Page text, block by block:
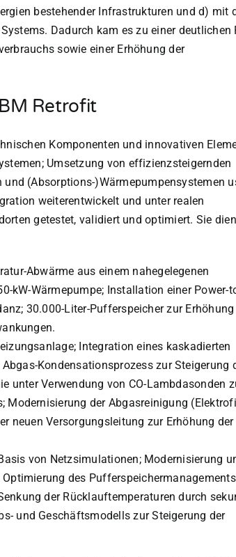
bestehender Infrastrukturen und d) mit
Dadurch kam es zu einer deutlichen
sowie einer Erhöhung der
Retrofit
Komponenten und innovativen
Umsetzung von effizienzsteigernden
(Absorptions-)Wärmepumpensystemen
weiterentwickelt und unter realen
getestet, validiert und optimiert. Sie
Abwärme aus einem nahegelegenen
kW-Wärmepumpe; Installation einer Power-
30.000-Liter-Pufferspeicher zur Erhöhung
Integration eines kaskadierten
Kondensationsprozess zur Steigerung
unter Verwendung von CO-Lambdasonden
Modernisierung der Abgasreinigung
neuen Versorgungsleitung zur Erhöhung der
von Netzsimulationen; Modernisierung
des
der Rücklauftemperaturen durch
und Geschäftsmodells zur Steigerung der